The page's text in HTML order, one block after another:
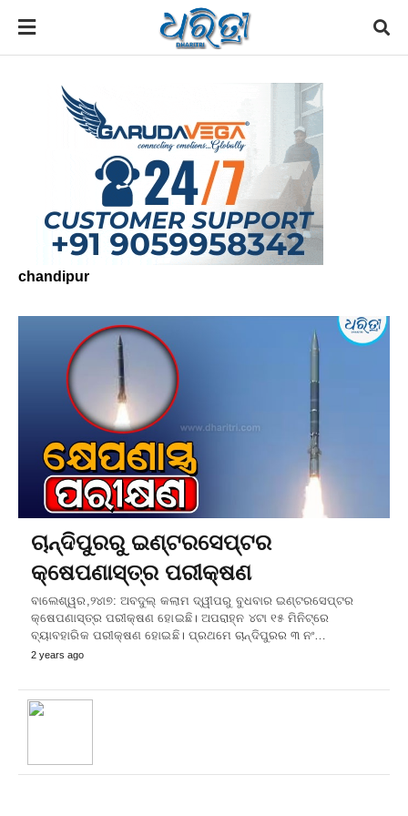
chandipur
ଚାନ୍ଦିପୁରରୁ ଇଣ୍ଟରସେପ୍ଟର
କ୍ଷେପଣାସ୍ତ୍ର ପରୀକ୍ଷଣ
ବାଲେଶ୍ୱର,୨୪ା୭: ଅବଦୁଲ୍‌ କଲାମ ଦ୍ୱୀପରୁ ବୁଧବାର ଇଣ୍ଟରସେପ୍ଟର
କ୍ଷେପଣାସ୍ତ୍ର ପରୀକ୍ଷଣ ହୋଇଛି। ଅପରାହ୍ନ ୪ଟା ୧୫ ମିନିଟ୍‌ରେ
ବ୍ୟାବହାରିକ ପରୀକ୍ଷଣ ହୋଇଛି। ପ୍ରଥମେ ଚାନ୍ଦିପୁରର ୩ ନଂ…
2 years ago